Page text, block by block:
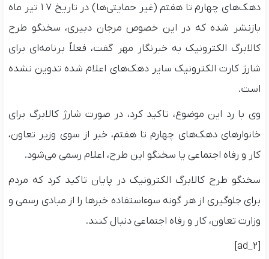
دهک‌های چهارم تا هفتم (غیر حمایتی‌ها) در تاریخ ۱۷ تیر ماه
بازنشر شده که در این خصوص مرجان دبیری، سخنگو طرح
کالابرگ الکترونیک به خبرنگار مهر گفت، فعلاً برنامه‌ای برای
شارژ کارت الکترونیک سایر دهک‌های اعلام شده تدوین نشده
است.
وی با رد این موضوع، تاکید کرد، در صورت شارژ کالابرگ برای
خانوارهای دهک‌های چهارم تا هفتم، خبر از سوی وزیر تعاون،
کار و رفاه اجتماعی یا سخنگو این طرح، اعلام رسمی می‌شود.
سخنگو طرح کالابرگ الکترونیک در پایان تاکید کرد که مردم
برای جلوگیری از هر گونه سوءاستفاده خبرها را از مبادی رسمی و
وزارت تعاون، کار و رفاه اجتماعی دنبال کنند.
[ad_2]